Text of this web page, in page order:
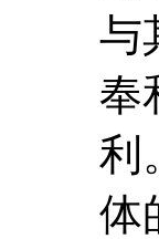
与
奉
利
体